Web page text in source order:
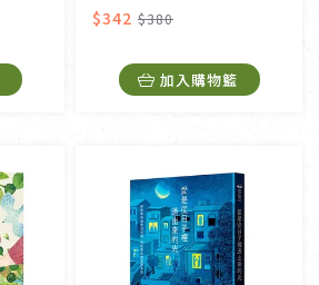
$342 $380
加入購物籃